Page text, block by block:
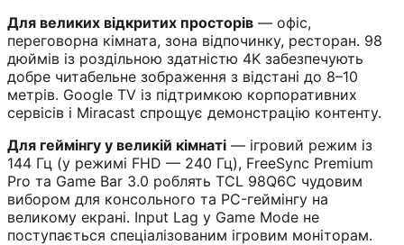
Для великих відкритих просторів — офіс,
переговорна кімната, зона відпочинку, ресторан. 98
дюймів із роздільною здатністю 4K забезпечують
добре читабельне зображення з відстані до 8–10
метрів. Google TV із підтримкою корпоративних
сервісів і Miracast спрощує демонстрацію контенту.
Для геймінгу у великій кімнаті — ігровий режим із
144 Гц (у режимі FHD — 240 Гц), FreeSync Premium
Pro та Game Bar 3.0 роблять TCL 98Q6C чудовим
вибором для консольного та PC-геймінгу на
великому екрані. Input Lag у Game Mode не
поступається спеціалізованим ігровим моніторам.